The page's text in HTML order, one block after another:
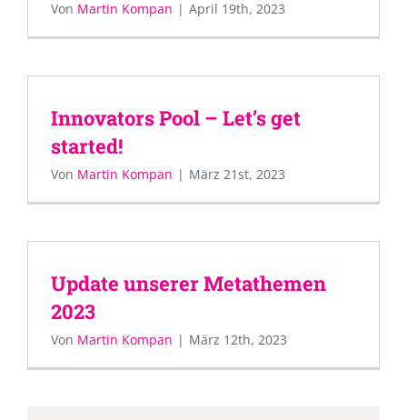
Von Martin Kompan | April 19th, 2023
Innovators Pool – Let’s get
started!
Von Martin Kompan | März 21st, 2023
Update unserer Metathemen
2023
Von Martin Kompan | März 12th, 2023